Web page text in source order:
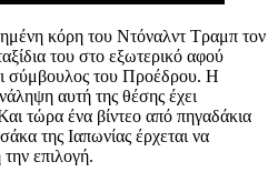
κόρη του Ντόναλντ Τραμπ τον
του στο εξωτερικό αφού
σύμβουλος του Προέδρου. Η
αυτή της θέσης έχει
τώρα ένα βίντεο από πηγαδάκια
της Ιαπωνίας έρχεται να
την επιλογή.